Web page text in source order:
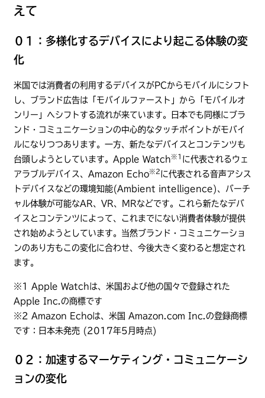
えて
０１：多様化するデバイスにより起こる体験の変
化
米国では消費者の利用するデバイスがPCからモバイルにシフト
し、ブランド広告は「モバイルファースト」から「モバイルオ
ンリー」へシフトする流れが来ています。日本でも同様にブラ
ンド・コミュニケーションの中心的なタッチポイントがモバイ
ルになりつつあります。一方、新たなデバイスとコンテンツも
台頭しようとしています。Apple Watch ※1 に代表されるウェ
アラブルデバイス、Amazon Echo※2 に代表される音声アシス
トデバイスなどの環境知能(Ambient intelligence)、バーチ
ャル体験が可能なAR、VR、MRなどです。これら新たなデバ
イスとコンテンツによって、これまでにない消費者体験が提供
され始めようとしています。当然ブランド・コミュニケーショ
ンのあり方もこの変化に合わせ、今後大きく変わると想定され
ます。
※1 Apple Watchは、米国および他の国々で登録された
Apple Inc.の商標です
※2 Amazon Echoは、米国 Amazon.com Inc.の登録商標
です：日本未発売 (2017年5月時点)
０２：加速するマーケティング・コミュニケーシ
ョンの変化